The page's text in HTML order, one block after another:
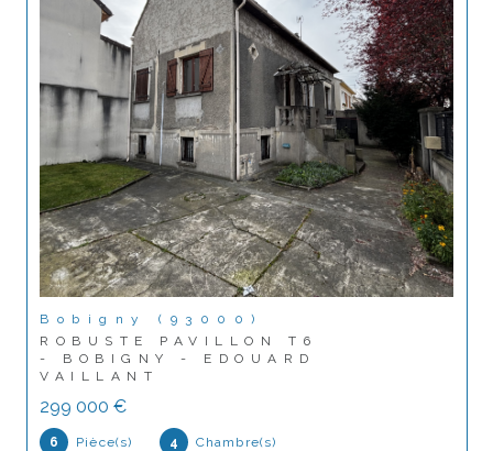
Bobigny (93000)
ROBUSTE PAVILLON T6
- BOBIGNY - EDOUARD
VAILLANT
299 000 €
6 Pièce(s) 4 Chambre(s)